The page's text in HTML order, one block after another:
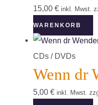
15,00 € inkl. Mwst.
WARENKORB
CDs / DVDs
Wenn dr
5,00 € inkl. Mwst.